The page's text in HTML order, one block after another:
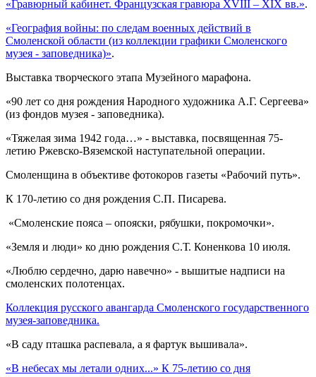
«Гравюрный кабинет. Французская гравюра XVIII – XIX вв.».
«География войны: по следам военных действий в
Смоленской области (из коллекции графики Смоленского
музея - заповедника)».
Выставка творческого этапа Музейного марафона.
«90 лет со дня рождения Народного художника А.Г. Сергеева»
(из фондов музея - заповедника).
«Тяжелая зима 1942 года…» - выставка, посвященная 75-
летию Ржевско-Вяземской наступательной операции.
Смоленщина в объективе фотокоров газеты «Рабочий путь».
К 170-летию со дня рождения С.П. Писарева.
«Смоленские пояса – опояски, рябушки, покромочки».
«Земля и люди» ко дню рождения С.Т. Коненкова 10 июля.
«Люблю сердечно, дарю навечно» - вышитые надписи на
смоленских полотенцах.
Коллекция русского авангарда Смоленского государственного
музея-заповедника.
«В саду пташка распевала, а я фартук вышивала».
«В небесах мы летали одних...» К 75-летию со дня